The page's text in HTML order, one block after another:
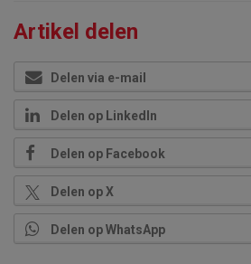
Artikel delen
Delen via e-mail
Delen op LinkedIn
Delen op Facebook
Delen op X
Delen op WhatsApp